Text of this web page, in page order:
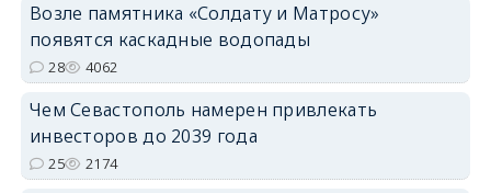
Возле памятника «Солдату и Матросу»
появятся каскадные водопады
28 4062
Чем Севастополь намерен привлекать
инвесторов до 2039 года
25 2174